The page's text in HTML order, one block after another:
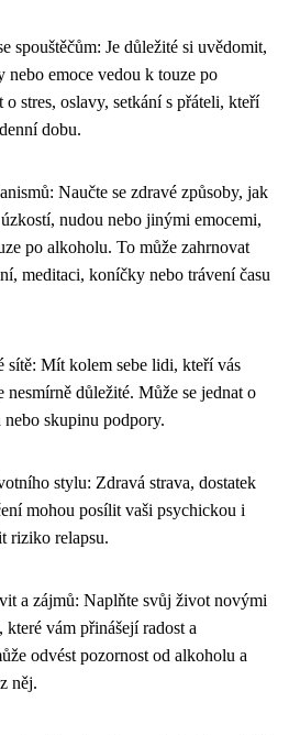
spouštěčům: Je důležité si uvědomit,
nebo emoce vedou k touze po
stres, oslavy, setkání s přáteli, kteří
dobu.
Naučte se zdravé způsoby, jak
nudou nebo jinými emocemi,
po alkoholu. To může zahrnovat
meditaci, koníčky nebo trávení času
sítě: Mít kolem sebe lidi, kteří vás
důležité. Může se jednat o
nebo skupinu podpory.
stylu: Zdravá strava, dostatek
mohou posílit vaši psychickou i
riziko relapsu.
a zájmů: Naplňte svůj život novými
vám přinášejí radost a
odvést pozornost od alkoholu a
něj.